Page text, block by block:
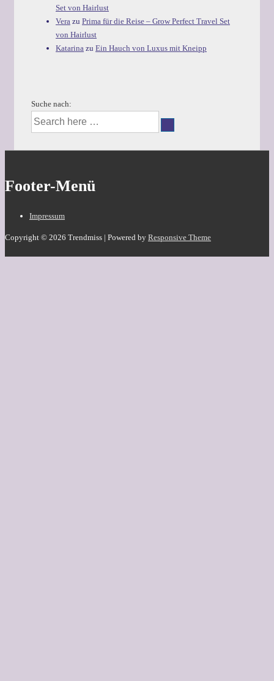
Set von Hairlust
Vera zu Prima für die Reise – Grow Perfect Travel Set
von Hairlust
Katarina zu Ein Hauch von Luxus mit Kneipp
Suche nach:
Footer-Menü
Impressum
Copyright © 2026 Trendmiss | Powered by Responsive Theme